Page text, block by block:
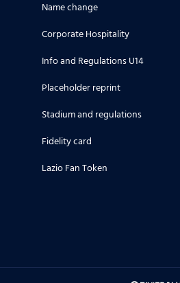
Name change
Corporate Hospitality
Info and Regulations U14
Placeholder reprint
Stadium and regulations
Fidelity card
Lazio Fan Token